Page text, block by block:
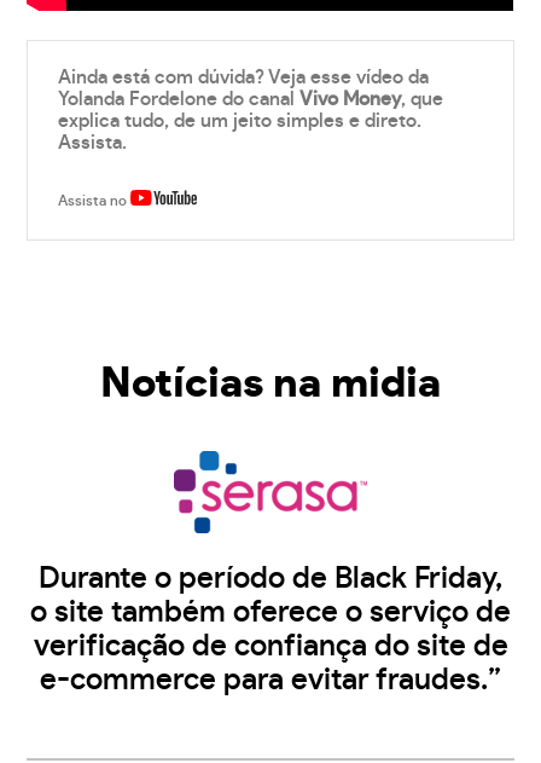
Ainda está com dúvida? Veja esse vídeo da
Yolanda Fordelone do canalVivo Money, que
explica tudo, de um jeito simples e direto.
Assista.
Assista no
Notícias na midia
Durante o período de Black Friday,
o site também oferece o serviço de
verificação de confiança do site de
e-commerce para evitar fraudes.”